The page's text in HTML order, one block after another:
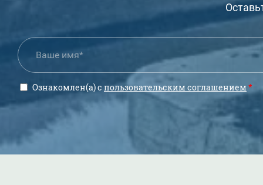
Ознакомлен(а) с пользовательским соглашением*